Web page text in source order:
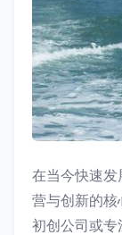
在当今快速
营与创新的
初创公司或